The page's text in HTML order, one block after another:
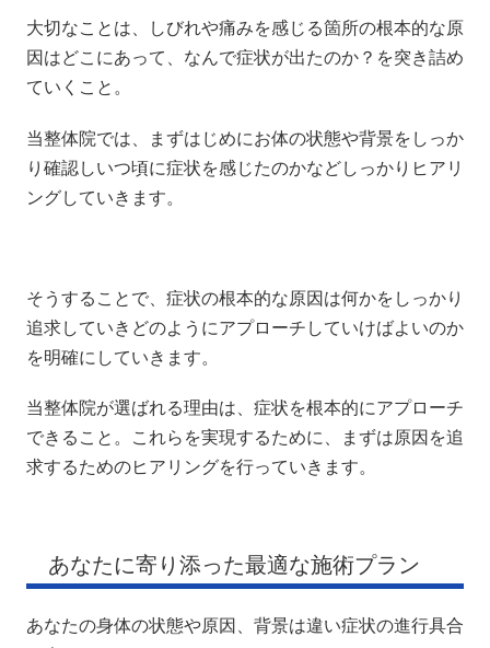
大切なことは、しびれや痛みを感じる箇所の根本的な原
因はどこにあって、なんで症状が出たのか？を突き詰め
ていくこと。
当整体院では、まずはじめにお体の状態や背景をしっか
り確認しいつ頃に症状を感じたのかなどしっかりヒアリ
ングしていきます。
そうすることで、症状の根本的な原因は何かをしっかり
追求していきどのようにアプローチしていけばよいのか
を明確にしていきます。
当整体院が選ばれる理由は、症状を根本的にアプローチ
できること。これらを実現するために、まずは原因を追
求するためのヒアリングを行っていきます。
あなたに寄り添った最適な施術プラン
あなたの身体の状態や原因、背景は違い症状の進行具合